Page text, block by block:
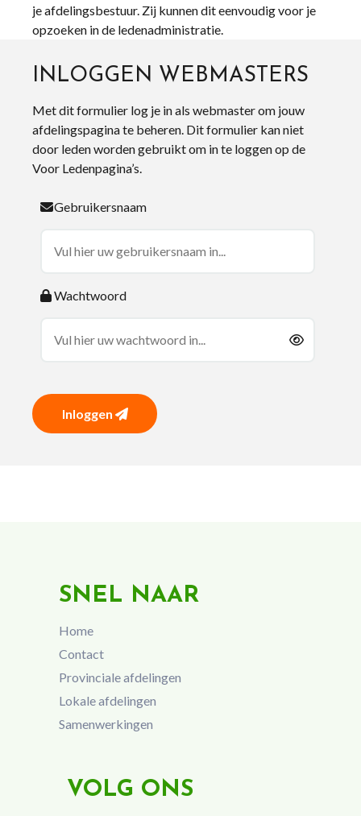
je afdelingsbestuur. Zij kunnen dit eenvoudig voor je
opzoeken in de ledenadministratie.
INLOGGEN WEBMASTERS
Met dit formulier log je in als webmaster om jouw
afdelingspagina te beheren. Dit formulier kan niet
door leden worden gebruikt om in te loggen op de
Voor Ledenpagina’s.
Gebruikersnaam
Wachtwoord
Inloggen
SNEL NAAR
Home
Contact
Provinciale afdelingen
Lokale afdelingen
Samenwerkingen
VOLG ONS